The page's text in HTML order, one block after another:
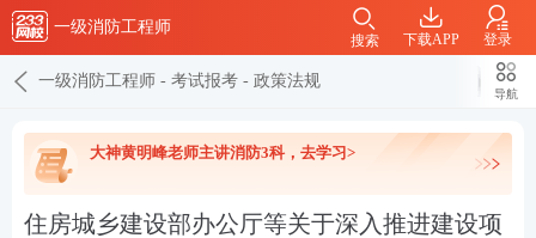
一级消防工程师
下载APP 登录
搜索
一级消防工程师 - 考试报考 - 政策法规
导航
大神黄明峰老师主讲消防3科，去学习>
住房城乡建设部办公厅等关于深入推进建设项